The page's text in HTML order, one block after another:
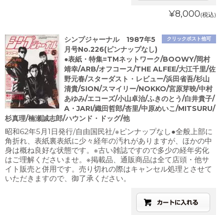
¥8,000(税込)
クリックポスト他可
シンプジャーナル 1987年5
月号No.226(ピンナップなし)
●表紙・特集=TMネットワーク/BOOWY/岡村
靖幸/ARB/オフコース/THE ALFEE/大江千里/佐
野元春/スターダスト・レビュー/浜田省吾/杉山
清貴/SION/スマイリー/NOKKO/宮原芽映/中村
あゆみ/エコーズ/小山卓治/ふきのとう/白井貴子/
A・JARI/織田哲郎/杏里/中原めいこ/MITSURU/
杉真理/楠瀬誠志郎/ハウンド・ドッグ/他
昭和62年5月1日発行/自由国民社/※ピンナップなし●全般上部に
角折れ、表紙裏表紙に少々経年の汚れがありますが、ほかの中
身は概ね良好な状態です。※古い雑誌ですので多少の経年劣化
はご理解くださいませ。※掲載品、通販商品は全て店頭・他サ
イト販売と併用です。売り切れの際はキャンセル処理とさせて
いただきますので、御了承ください。